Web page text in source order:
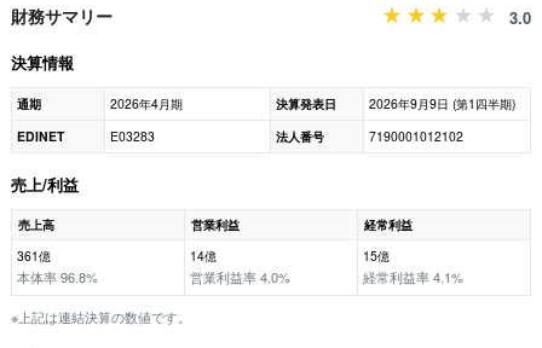
財務サマリー
3.0
決算情報
通期 2026年4月期 決算発表日
2026年9月9日 (第1四半期)
EDINET
E03283 法人番号 7190001012102
売上/利益
売上高 営業利益
経常利益
361億
本体率 96.8%
14億
営業利益率 4.0%
15億
経常利益率 4.1%
※上記は連結決算の数値です。